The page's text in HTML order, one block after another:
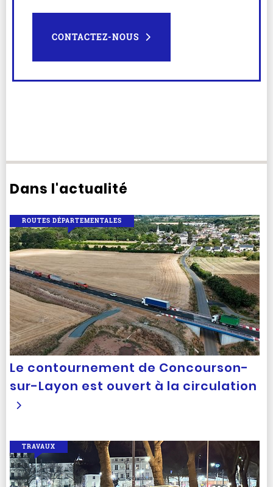
CONTACTEZ-NOUS
Dans l'actualité
Le contournement de Concourson-
sur-Layon est ouvert à la circulation
ROUTES DÉPARTEMENTALES
TRAVAUX